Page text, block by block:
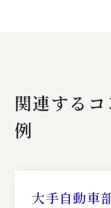
関連する
例
大手自動車